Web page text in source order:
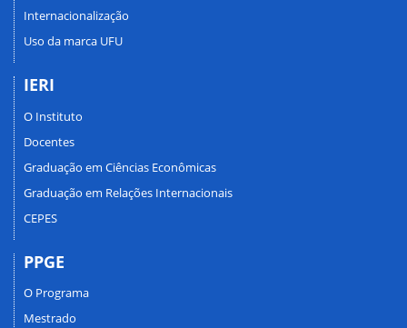
Internacionalização
Uso da marca UFU
IERI
O Instituto
Docentes
Graduação em Ciências Econômicas
Graduação em Relações Internacionais
CEPES
PPGE
O Programa
Mestrado